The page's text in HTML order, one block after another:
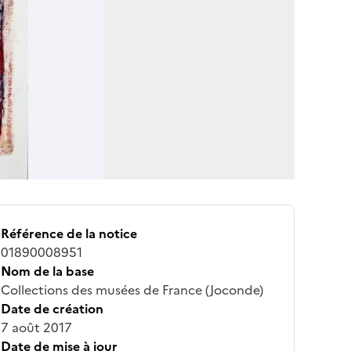
Référence de la notice
01890008951
Nom de la base
Collections des musées de France (Joconde)
Date de création
7 août 2017
Date de mise à jour